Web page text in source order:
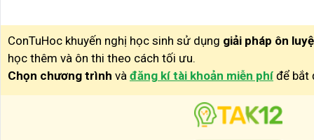
ConTuHoc khuyến nghị học sinh sử dụng giải pháp ôn
học thêm và ôn thi theo cách tối ưu.
Chọn chương trình và đăng kí tài khoản miễn phí để bắt